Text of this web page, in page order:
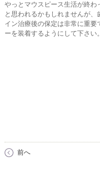
やっとマウスピース生活が終わ
と思われるかもしれませんが
イン治療後の保定は非常に重
ーを装着するようにして下さい。
前へ